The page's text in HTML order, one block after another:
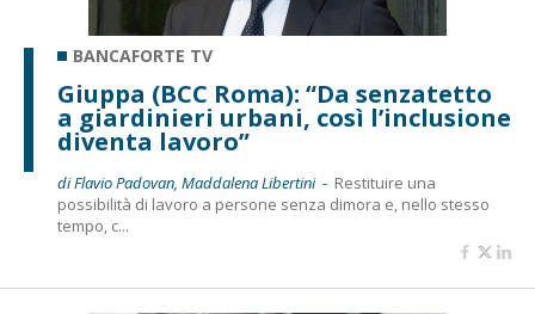
BANCAFORTE TV
Giuppa (BCC Roma): “Da senzatetto
a giardinieri urbani, così l’inclusione
diventa lavoro”
di Flavio Padovan, Maddalena Libertini - Restituire una
possibilità di lavoro a persone senza dimora e, nello stesso
tempo, c...